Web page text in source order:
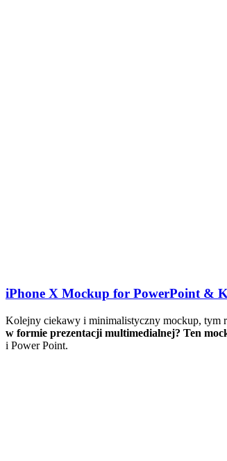
iPhone X Mockup for PowerPoint &
Kolejny ciekawy i minimalistyczny mockup, tym
w formie prezentacji multimedialnej? Ten
i Power Point.